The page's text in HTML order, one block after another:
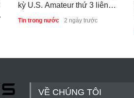
kỳ U.S. Amateur thứ 3 liên
Tin trong nước 2 ngày trước
VỀ CHÚNG TÔI